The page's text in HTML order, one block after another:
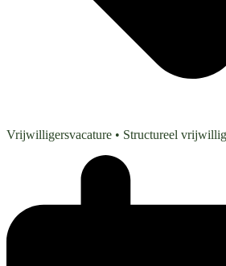
Vrijwilligersvacature • Structureel